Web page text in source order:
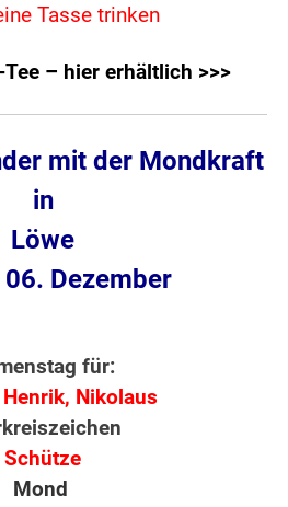
Tasse trinken
– hier erhältlich >>>
mit der Mondkraft
in
Löwe
Dezember
für:
Henrik, Nikolaus
Schütze
Mond